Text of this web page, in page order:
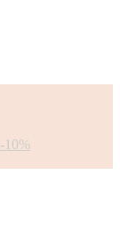
-10%